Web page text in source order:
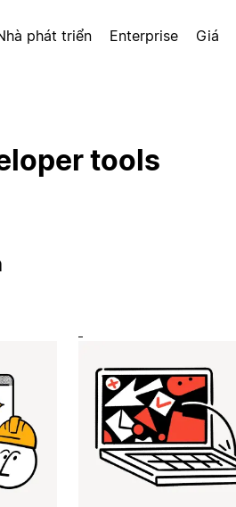
phát triển Enterprise Giá
tools